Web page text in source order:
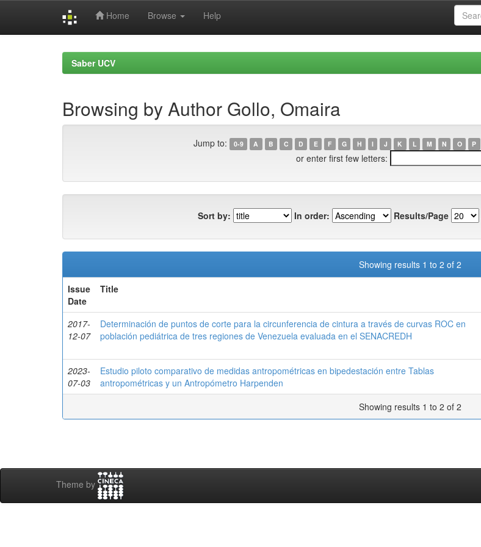
Home Browse Help
Saber UCV
Browsing by Author Gollo, Omaira
Jump to: 0-9 A B C D E F G H I J K L M N O P
or enter first few letters:
Sort by: In order: Results/Page
Showing results 1 to 2 of 2
Issue
Date
Title
2017-
12-07
Determinación de puntos de corte para la circunferencia de cintura a través de curvas ROC en
población pediátrica de tres regiones de Venezuela evaluada en el SENACREDH
2023-
07-03
Estudio piloto comparativo de medidas antropométricas en bipedestación entre Tablas
antropométricas y un Antropómetro Harpenden
Showing results 1 to 2 of 2
Theme by